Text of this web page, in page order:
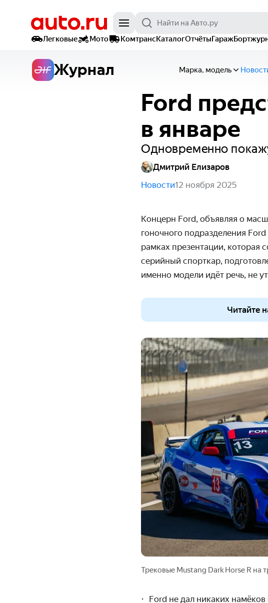
Легковые
Мото КомтрансКаталогОтчётыГараж
Журнал Марка, модель
Ford
в январе
Одновременно
Дмитрий Елизаров
Новости12 ноября 2025
Концерн Ford, объявляя о
гоночного подразделения
рамках презентации, которая
серийный спорткар,
именно модели идёт речь, не
Читайте
Трековые Mustang Dark Horse R на
Ford не дал никаких